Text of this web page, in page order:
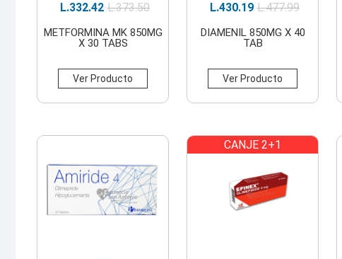
L.373.50
L.332.42
METFORMINA MK 850MG
X 30 TABS
Ver Producto
L.477.99
L.430.19
DIAMENIL 850MG X 40
TAB
Ver Producto
CANJE 2+1